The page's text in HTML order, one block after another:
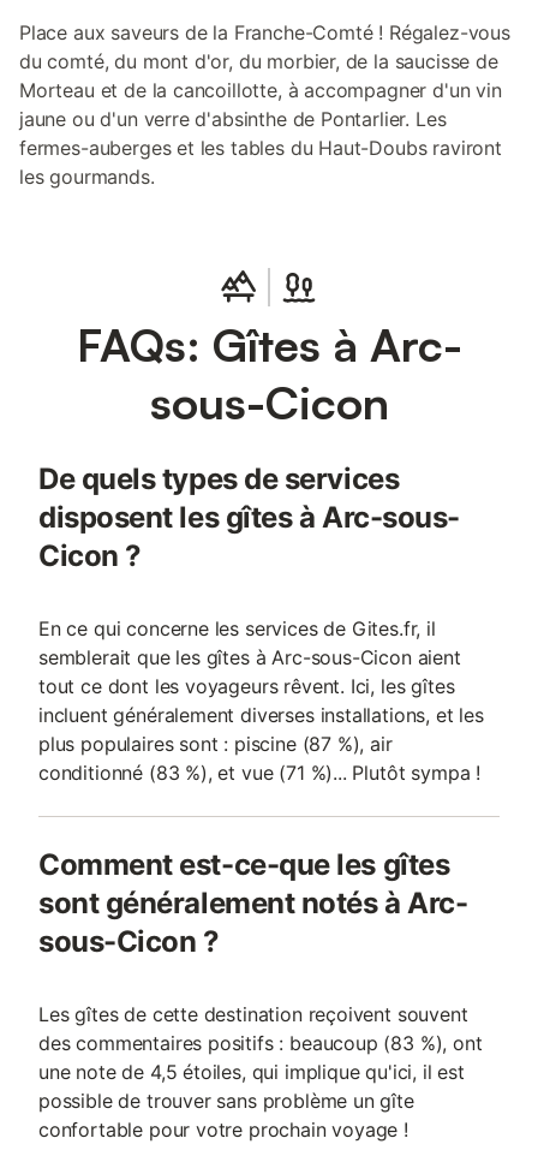
Place aux saveurs de la Franche-Comté ! Régalez-vous
du comté, du mont d'or, du morbier, de la saucisse de
Morteau et de la cancoillotte, à accompagner d'un vin
jaune ou d'un verre d'absinthe de Pontarlier. Les
fermes-auberges et les tables du Haut-Doubs raviront
les gourmands.
FAQs: Gîtes à Arc-
sous-Cicon
De quels types de services
disposent les gîtes à Arc-sous-
Cicon ?
En ce qui concerne les services de Gites.fr, il
semblerait que les gîtes à Arc-sous-Cicon aient
tout ce dont les voyageurs rêvent. Ici, les gîtes
incluent généralement diverses installations, et les
plus populaires sont : piscine (87 %), air
conditionné (83 %), et vue (71 %)... Plutôt sympa !
Comment est-ce-que les gîtes
sont généralement notés à Arc-
sous-Cicon ?
Les gîtes de cette destination reçoivent souvent
des commentaires positifs : beaucoup (83 %), ont
une note de 4,5 étoiles, qui implique qu'ici, il est
possible de trouver sans problème un gîte
confortable pour votre prochain voyage !